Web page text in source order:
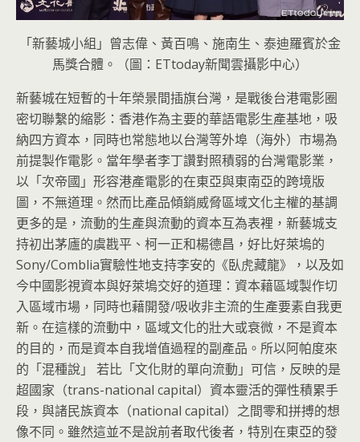
「新藝城小組」曾志偉、黃百鳴、施南生、泰迪羅賓於金
馬獎合體。（圖：ETtoday新聞雲攝影中心）
新藝城在短暫的十年榮景間插旗台灣， 是戰後台港電影圈
密切聯繫的縮影： 香港作為主要的華語電影生產基地，吸
納四方資本， 同時也常態地以台灣等外埠（海外）市場為
前提製作電影。 當年學者李丁讚對照積弱的台灣電影業，
以「次帝國」 形容港產電影的在東亞與東南亞的跨境版
圖，不無道理。 然而比產品傾銷威脅區域文化主權的基調
更多的是， 流動的生產與流動的資本互為表裡，新藝城支
持初出茅廬的虞戡平、 柯一正和楊德昌，好比好萊塢的
Sony/Comblia實驗性地支持李安的《臥虎藏龍》， 以及如
今中國影視資本與好萊塢交好的道理： 資本藉區域製作切
入區域市場，同時也藉開發/吸收非主流的生產要素自我更
新。在這樣的流動中，區域文化的壯大或衰微， 不是資本
的目的，而是資本自我增值過程的副產品。 所以阿帕度來
的「混種說」 若比「文化財的單向流動」可信，反映的是
超國家（trans-national capital）資本靈活的彈性積累手
段，與諸民族資本（national capital）之間零和拼搏的想
像不同。 雖然這並不是說前者取代後者， 特別在東亞的發